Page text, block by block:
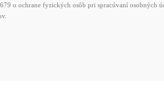
o ochrane fyzických osôb pri spracúvaní